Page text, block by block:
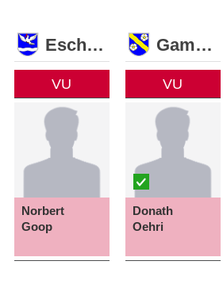
Eschen
VU
Norbert
Goop
Gamprin
VU
Donath
Oehri